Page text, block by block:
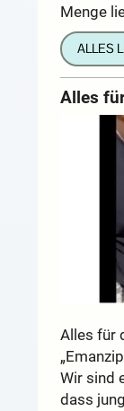
Menge
ALLES
Alles
Alles für
Wir sind
dass